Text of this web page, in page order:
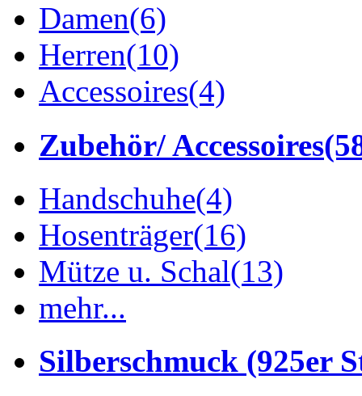
Damen(6)
Herren(10)
Accessoires(4)
Zubehör/ Accessoires
Handschuhe(4)
Hosenträger(16)
Mütze u. Schal(13)
mehr...
Silberschmuck (925er